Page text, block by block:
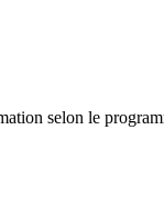
selon le